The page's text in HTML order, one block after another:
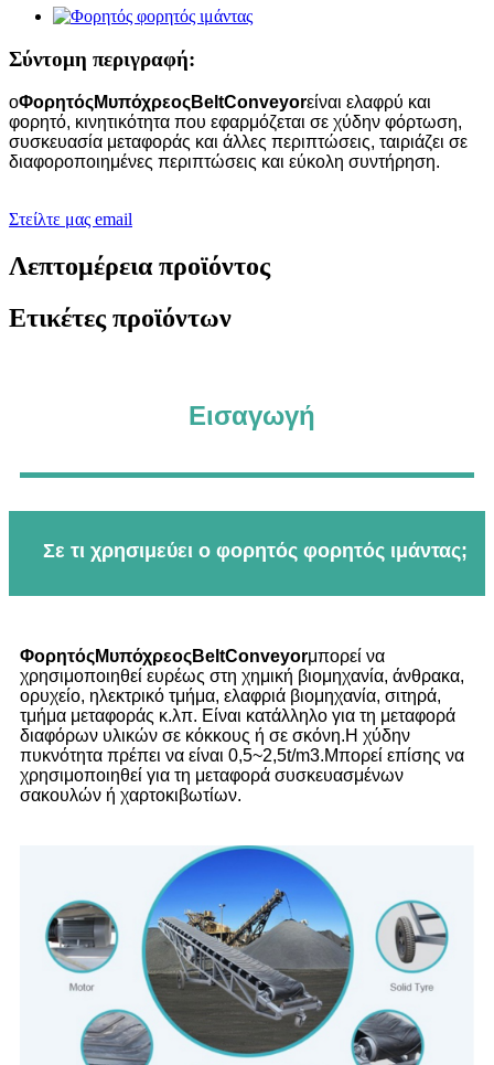
Σύντομη περιγραφή:
οΦορητόςMυπόχρεοςBeltConveyorείναι ελαφρύ και
φορητό, κινητικότητα που εφαρμόζεται σε χύδην φόρτωση,
συσκευασία μεταφοράς και άλλες περιπτώσεις, ταιριάζει σε
διαφοροποιημένες περιπτώσεις και εύκολη συντήρηση.
Στείλτε μας email
Λεπτομέρεια προϊόντος
Ετικέτες προϊόντων
Εισαγωγή
Σε τι χρησιμεύει ο φορητός φορητός ιμάντας;
ΦορητόςMυπόχρεοςBeltConveyorμπορεί να
χρησιμοποιηθεί ευρέως στη χημική βιομηχανία, άνθρακα,
ορυχείο, ηλεκτρικό τμήμα, ελαφριά βιομηχανία, σιτηρά,
τμήμα μεταφοράς κ.λπ. Είναι κατάλληλο για τη μεταφορά
διαφόρων υλικών σε κόκκους ή σε σκόνη.Η χύδην
πυκνότητα πρέπει να είναι 0,5~2,5t/m3.Μπορεί επίσης να
χρησιμοποιηθεί για τη μεταφορά συσκευασμένων
σακουλών ή χαρτοκιβωτίων.